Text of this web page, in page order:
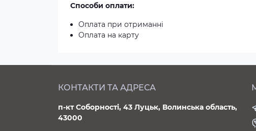
Способи оплати:
Оплата при отриманні
Оплата на карту
КОНТАКТИ ТА АДРЕСА
п-кт Соборності, 43 Луцьк, Волинська область,
43000